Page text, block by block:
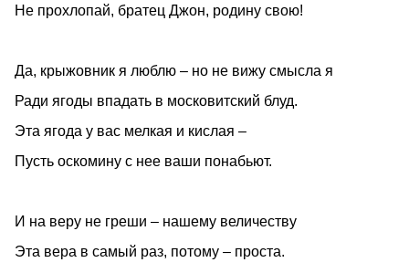
Не прохлопай, братец Джон, родину свою!
Да, крыжовник я люблю – но не вижу смысла я
Ради ягоды впадать в московитский блуд.
Эта ягода у вас мелкая и кислая –
Пусть оскомину с нее ваши понабьют.
И на веру не греши – нашему величеству
Эта вера в самый раз, потому – проста.